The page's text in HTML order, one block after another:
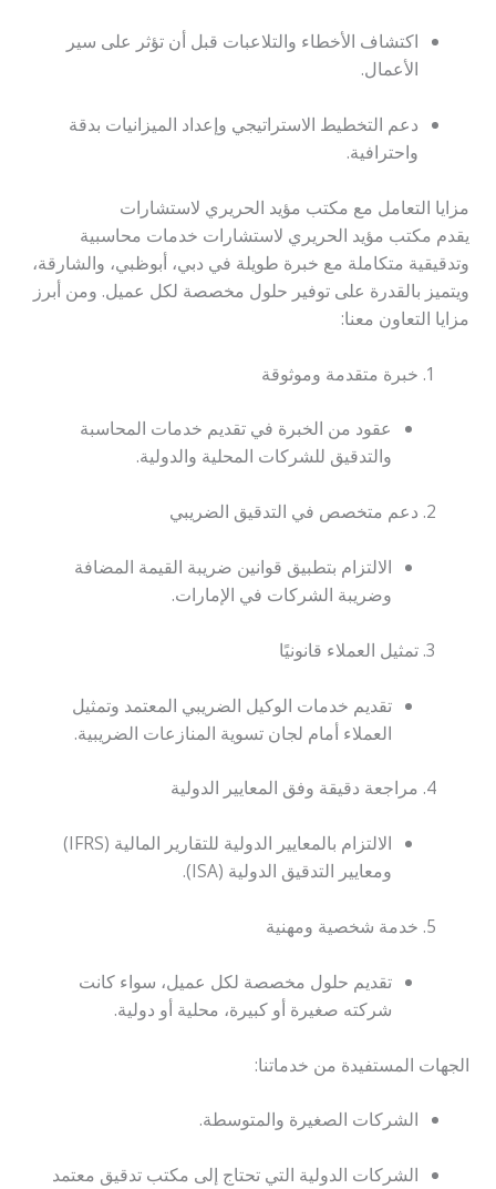
اكتشاف الأخطاء والتلاعبات قبل أن تؤثر على سير
الأعمال.
دعم التخطيط الاستراتيجي وإعداد الميزانيات بدقة
واحترافية.
مزايا التعامل مع مكتب مؤيد الحريري لاستشارات
يقدم مكتب مؤيد الحريري لاستشارات خدمات محاسبية
وتدقيقية متكاملة مع خبرة طويلة في دبي، أبوظبي، والشارقة،
ويتميز بالقدرة على توفير حلول مخصصة لكل عميل. ومن أبرز
مزايا التعاون معنا:
خبرة متقدمة وموثوقة
عقود من الخبرة في تقديم خدمات المحاسبة
والتدقيق للشركات المحلية والدولية.
دعم متخصص في التدقيق الضريبي
الالتزام بتطبيق قوانين ضريبة القيمة المضافة
وضريبة الشركات في الإمارات.
تمثيل العملاء قانونيًا
تقديم خدمات الوكيل الضريبي المعتمد وتمثيل
العملاء أمام لجان تسوية المنازعات الضريبية.
مراجعة دقيقة وفق المعايير الدولية
الالتزام بالمعايير الدولية للتقارير المالية (IFRS)
ومعايير التدقيق الدولية (ISA).
خدمة شخصية ومهنية
تقديم حلول مخصصة لكل عميل، سواء كانت
شركته صغيرة أو كبيرة، محلية أو دولية.
الجهات المستفيدة من خدماتنا:
الشركات الصغيرة والمتوسطة.
الشركات الدولية التي تحتاج إلى مكتب تدقيق معتمد